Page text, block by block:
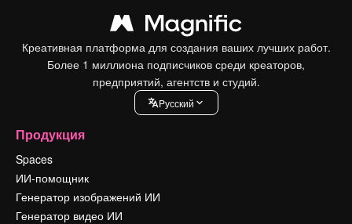
Креативная платформа для создания ваших лучших работ.
Более 1 миллиона подписчиков среди креаторов,
предприятий, агентств и студий.
Pусский
Продукция
Spaces
ИИ-помощник
Генератор изображений ИИ
Генератор видео ИИ